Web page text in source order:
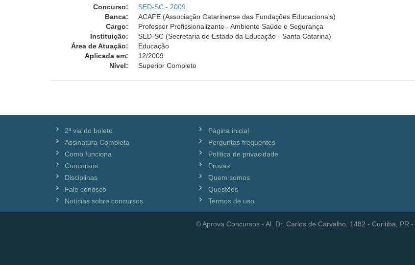
Concurso:
SED-SC - 2009
Banca:
ACAFE (Associação Catarinense das Fundações Educacionais)
Cargo:
Professor Profissionalizante - Ambiente Saúde e Segurança
Instituição:
SED-SC (Secretaria de Estado da Educação - Santa Catarina)
Área de Atuação:
Educação
Aplicada em:
12/2009
Nível:
Superior Completo
2ª via do boleto
Assinatura Completa
Como funciona
Concursos
Disciplinas
Fale conosco
Notícias sobre concursos
Página inicial
Perguntas frequentes
Política de privacidade
Provas
Quem somos
Questões
Termos de uso
© Aprova Concursos - Al. Dr. Carlos de Carvalho, 1482 - Curitiba, PR -